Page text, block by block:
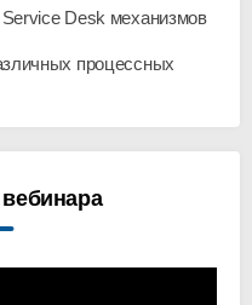
Desk механизмов
процессных